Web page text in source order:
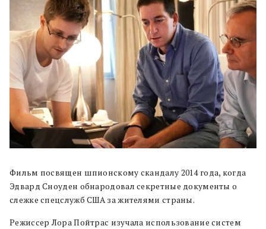
Фильм посвящен шпионскому скандалу 2014 года, когда
Эдвард Сноуден обнародовал секретные документы о
слежке спецслужб США за жителями страны.
Режиссер Лора Пойтрас изучала использование систем